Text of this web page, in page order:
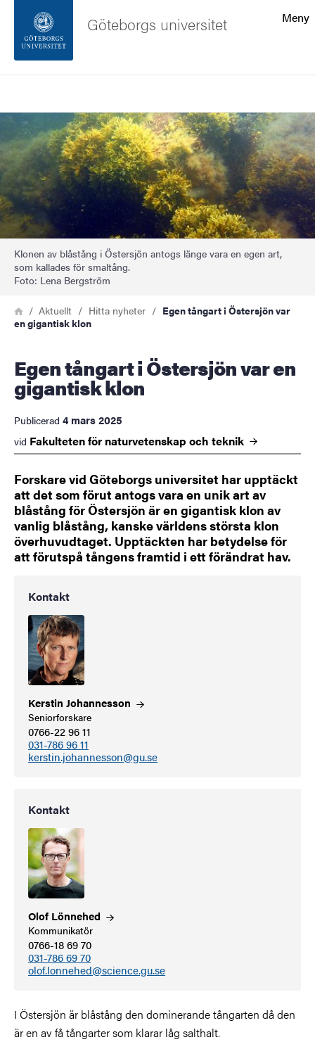
Sidfoten
Om webbplatsen
Meny
Göteborgs universitet
Bild
Klonen av blåstång i Östersjön antogs länge vara en egen art,
som kallades för smaltång.
Foto: Lena Bergström
Länkstig
HemAktuellt Hitta nyheter
Egen tångart i Östersjön var
en gigantisk klon
Egen tångart i Östersjön var en
gigantisk klon
Publicerad 4 mars 2025
vid Fakulteten för naturvetenskap och teknik
Forskare vid Göteborgs universitet har upptäckt
att det som förut antogs vara en unik art av
blåstång för Östersjön är en gigantisk klon av
vanlig blåstång, kanske världens största klon
överhuvudtaget. Upptäckten har betydelse för
att förutspå tångens framtid i ett förändrat hav.
Kontakt
Kerstin Johannesson
Seniorforskare
0766-22 96 11
031-786 96 11
kerstin.johannesson@gu.se
Kontakt
Olof Lönnehed
Kommunikatör
0766-18 69 70
031-786 69 70
olof.lonnehed@science.gu.se
I Östersjön är blåstång den dominerande tångarten då den
är en av få tångarter som klarar låg salthalt.